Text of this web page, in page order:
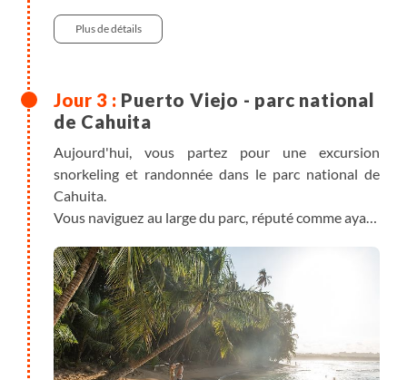
Plus de détails
Puerto Viejo - parc national
de Cahuita
Aujourd'hui, vous partez pour une excursion
snorkeling et randonnée dans le parc national de
Cahuita.
Vous naviguez au large du parc, réputé comme ayant
du pays. Vous pourrez nager et découvrir le récif le
plus important du Costa Rica.
Après la plongée, en compagnie de votre guide vous
parcourez les sentiers pour observer diverses
espèces de serpents, paresseux, singes, fourmiliers,
ratons laveurs, papillons morpho bleus, etc.